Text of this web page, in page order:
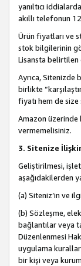
yanıltıcı
akıllı telefonun
Ürün fiyatları ve
stok bilgilerinin
Lisansta
Ayrıca, Sitenizde
birlikte
fiyatı hem de size
Amazon üzerinde
vermemelisiniz.
3. Sitenize
Geliştirilmesi,
aşağıdakilerden
(a) Siteniz’in ve
(b) Sözleşme,
bağlantılar veya
Düzenlenmesi
uygulama
bir kişi veya